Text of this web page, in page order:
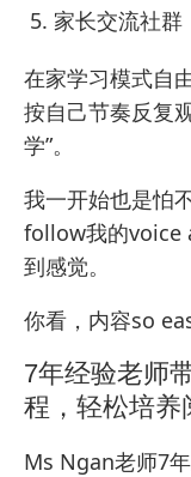
家长交流社群
在家学习模式自
按自己节奏反复
学”。
我一开始也是怕
follow我的voice
到感觉。
你看，内容so
7年经验老师
程，轻松培养
Ms Ngan老师7